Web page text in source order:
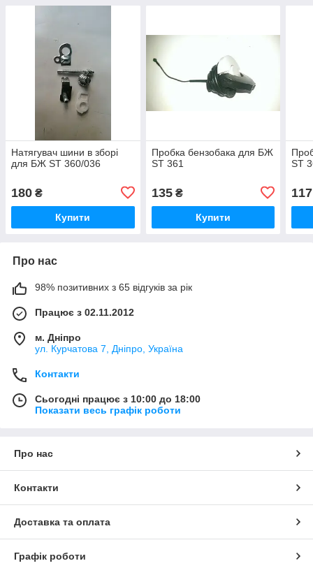
Натягувач шини в зборі
для БЖ ST 360/036
180 ₴
Купити
Пробка бензобака для БЖ
ST 361
135₴
Купити
ST
117
Про нас
98% позитивних з 65 відгуків за рік
Працює з 02.11.2012
м. Дніпро
ул. Курчатова 7, Дніпро, Україна
Контакти
Сьогодні працює з 10:00 до 18:00
Показати весь графік роботи
Про нас
Контакти
Доставка та оплата
Графік роботи